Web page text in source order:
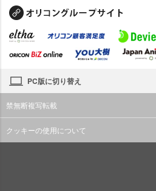
PC版に切り替え
禁無断複写転載
クッキーの使用について